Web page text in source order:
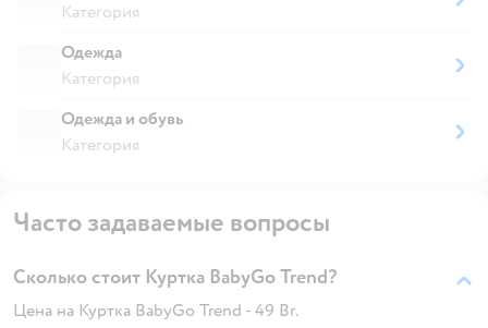
Категория
Одежда
Категория
Одежда и обувь
Категория
Часто задаваемые вопросы
Сколько стоит Куртка BabyGo Trend?
Цена на Куртка BabyGo Trend - 49 Br.